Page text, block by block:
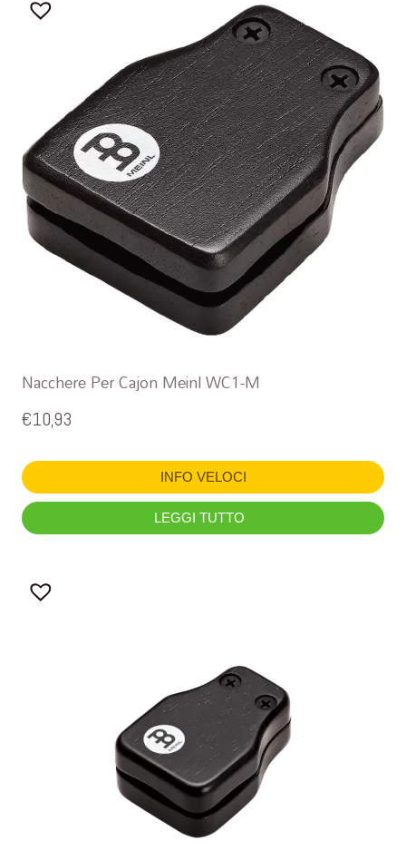
Nacchere Per Cajon Meinl WC1-M
€10,93
INFO VELOCI
LEGGI TUTTO